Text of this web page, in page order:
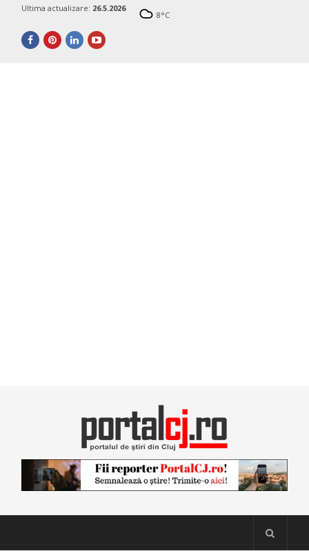
Ultima actualizare: 26.5.2026
8°C